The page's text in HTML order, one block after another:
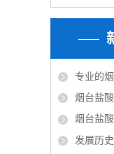
专业的烟台双
烟台盐酸厂
烟台盐酸
发展历史